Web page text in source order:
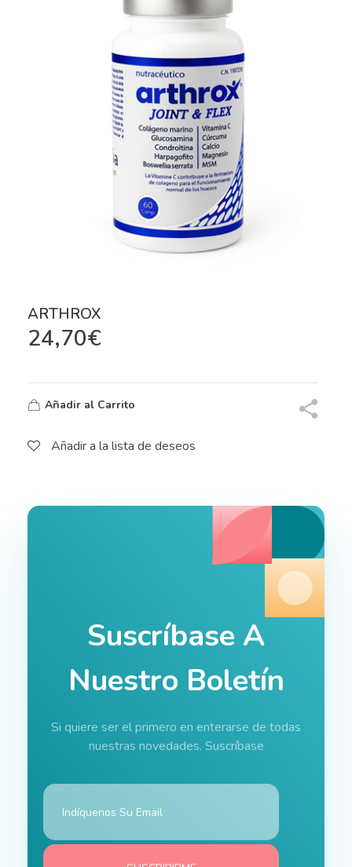
ARTHROX
24,70€
Añadir al Carrito
Añadir a la lista de deseos
Suscríbase A
Nuestro Boletín
Si quiere ser el primero en enterarse de todas
nuestras novedades. Suscríbase